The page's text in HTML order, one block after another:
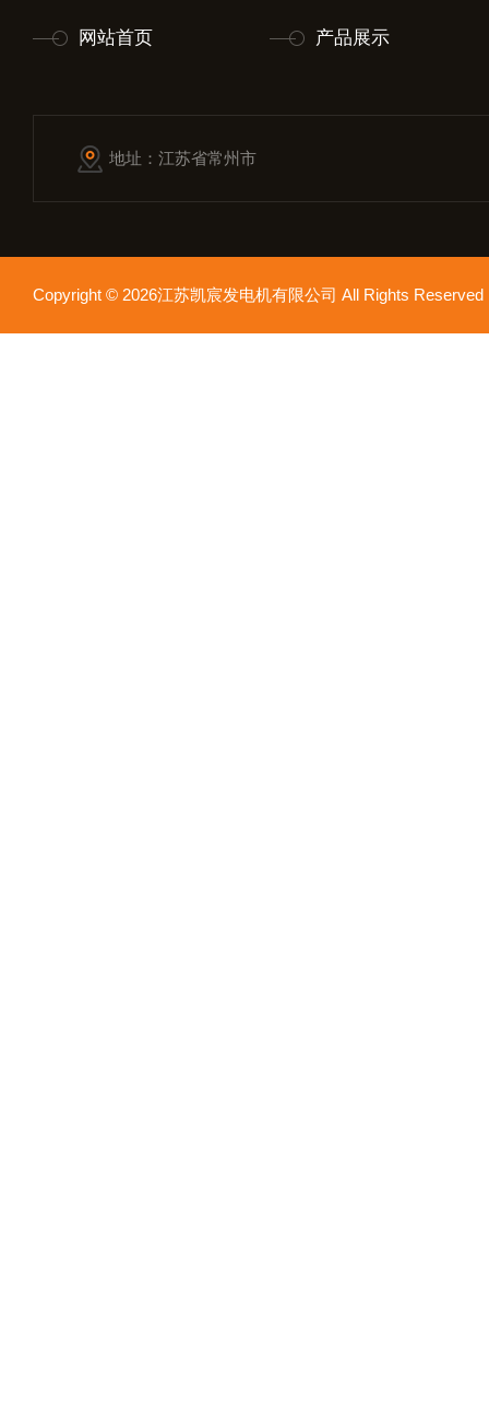
网站首页 产品展示
地址：江苏省常州市
Copyright © 2026江苏凯宸发电机有限公司 All Rights